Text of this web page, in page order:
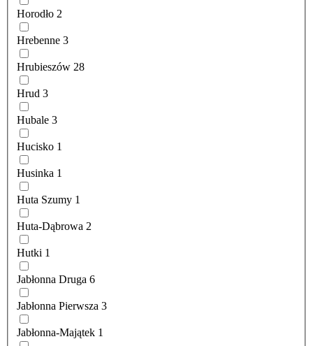
Horodło 2
Hrebenne 3
Hrubieszów 28
Hrud 3
Hubale 3
Hucisko 1
Husinka 1
Huta Szumy 1
Huta-Dąbrowa 2
Hutki 1
Jabłonna Druga 6
Jabłonna Pierwsza 3
Jabłonna-Majątek 1